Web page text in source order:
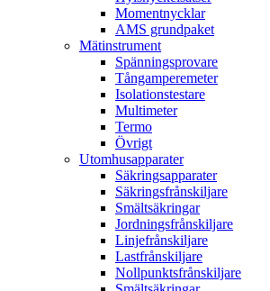
Momentnycklar
AMS grundpaket
Mätinstrument
Spänningsprovare
Tångamperemeter
Isolationstestare
Multimeter
Termo
Övrigt
Utomhusapparater
Säkringsapparater
Säkringsfrånskiljare
Smältsäkringar
Jordningsfrånskiljare
Linjefrånskiljare
Lastfrånskiljare
Nollpunktsfrånskiljare